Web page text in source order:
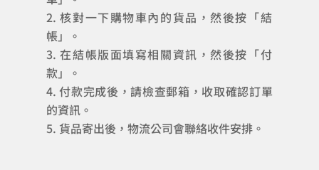
核對一下購物車內的貨品，然後按「結
帳」。
在結帳版面填寫相關資訊，然後按「付
款」。
付款完成後，請檢查郵箱，收取確認訂單
的資訊。
貨品寄出後，物流公司會聯絡收件安排。